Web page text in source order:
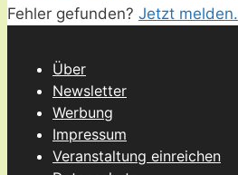
Fehler gefunden? Jetzt melden.
Über
Newsletter
Werbung
Impressum
Veranstaltung einreichen